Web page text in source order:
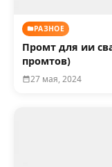
РАЗНОЕ
Промт для ии
промтов)
27 мая, 2024